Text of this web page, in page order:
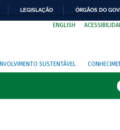
LEGISLAÇÃO ÓRGÃOS DO
ENGLISH
SUSTENTÁVEL